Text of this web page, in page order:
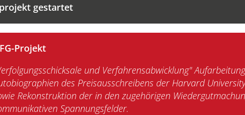
gestartet
Projekt
und Verfahrensabwicklung"
des Preisausschreibens der Harvard
Rekonstruktion der in den zugehörigen
Spannungsfelder.